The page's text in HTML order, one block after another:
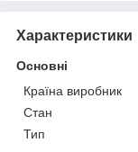
Характеристики
Основні
Країна виробник
Стан
Тип